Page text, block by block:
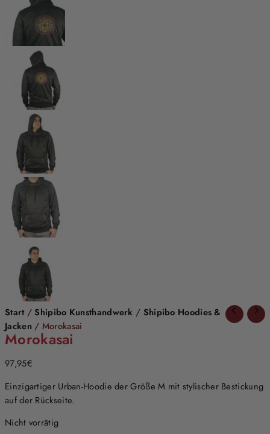
Start / Shipibo Kunsthandwerk / Shipibo Hoodies &
Jacken / Morokasai
Morokasai
97,95€
Einzigartiger Urban-Hoodie der Größe M mit stylischer Bestickung
auf der Rückseite.
Nicht vorrätig